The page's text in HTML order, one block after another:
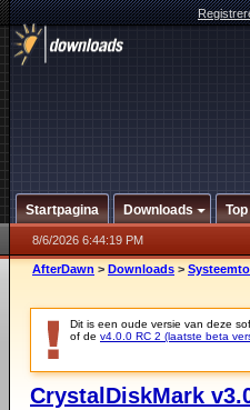
Startpagina Downloads
8/6/2026 6:44:19 PM
AfterDawn > Downloads >
Dit is een oude versie van deze
of de v4.0.0 RC 2 (laatste beta
CrystalDiskMark